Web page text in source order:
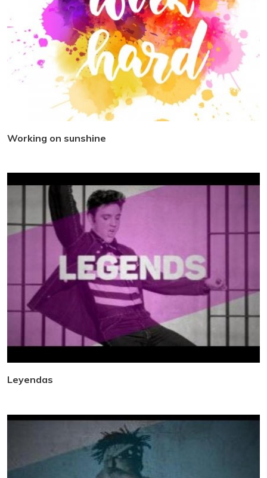
Working on sunshine
Leyendas